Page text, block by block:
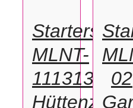
DETAILS
Starterset
MLNT-
111313
02